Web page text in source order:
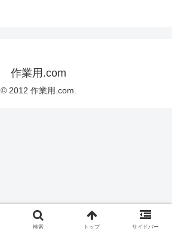
作業用.com
© 2012 作業用.com.
検索 トップ サイドバー